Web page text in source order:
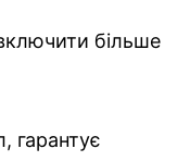
більше
гарантує